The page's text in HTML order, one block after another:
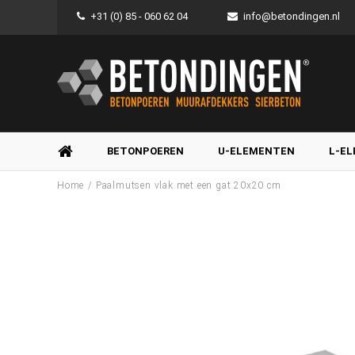
+31 (0) 85 - 060 62 04 info@betondingen.nl
BETONPOEREN U-ELEMENTEN L-
Home / Paalmutsen vlak met een gat 20x20 cm